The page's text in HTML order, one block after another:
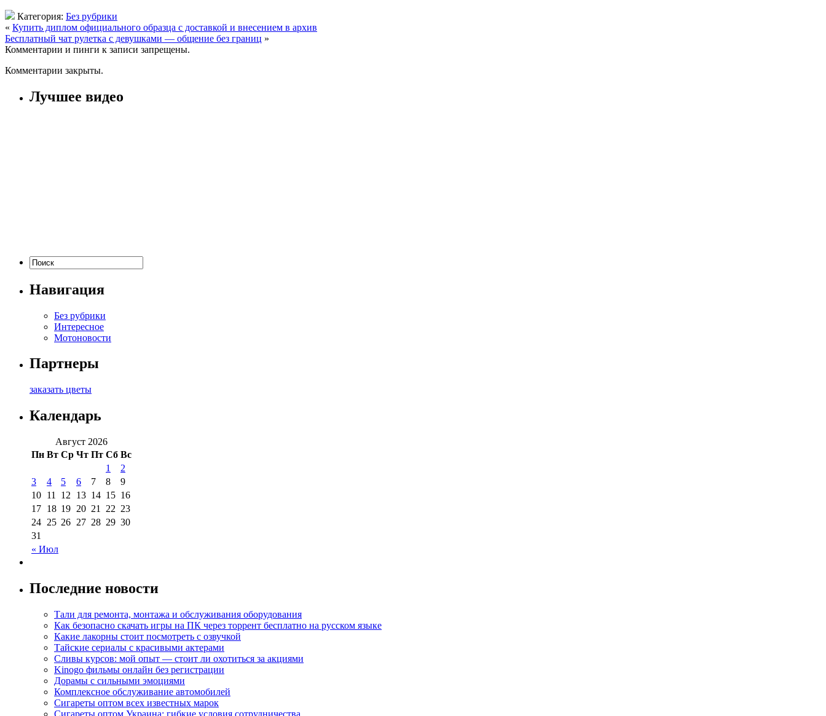
Категория: Без рубрики
« Купить диплом официального образца с доставкой и внесением в архив
Бесплатный чат рулетка с девушками — общение без границ »
Комментарии и пинги к записи запрещены.
Комментарии закрыты.
Лучшее видео
Навигация
Без рубрики
Интересное
Мотоновости
Партнеры
заказать цветы
Календарь
Август 2026
Пн Вт Ср Чт Пт Сб Вс
« Июл
1
2
3
4 5 6 7 8
9
10 11 12 13 14 15 16
17 18 19 20 21 22 23
24 25 26 27 28 29 30
31
Последние новости
Тали для ремонта, монтажа и обслуживания оборудования
Как безопасно скачать игры на ПК через торрент бесплатно на русском языке
Какие лакорны стоит посмотреть с озвучкой
Тайские сериалы с красивыми актерами
Сливы курсов: мой опыт — стоит ли охотиться за акциями
Kinogo фильмы онлайн без регистрации
Дорамы с сильными эмоциями
Комплексное обслуживание автомобилей
Сигареты оптом всех известных марок
Сигареты оптом Украина: гибкие условия сотрудничества